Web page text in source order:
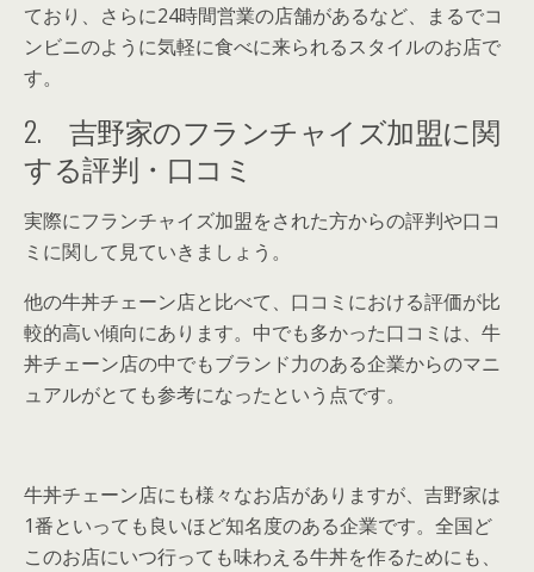
ており、さらに24時間営業の店舗があるなど、まるでコ
ンビニのように気軽に食べに来られるスタイルのお店で
す。
2. 吉野家のフランチャイズ加盟に関
する評判・口コミ
実際にフランチャイズ加盟をされた方からの評判や口コ
ミに関して見ていきましょう。
他の牛丼チェーン店と比べて、口コミにおける評価が比
較的高い傾向にあります。中でも多かった口コミは、牛
丼チェーン店の中でもブランド力のある企業からのマニ
ュアルがとても参考になったという点です。
牛丼チェーン店にも様々なお店がありますが、吉野家は
1番といっても良いほど知名度のある企業です。全国ど
このお店にいつ行っても味わえる牛丼を作るためにも、